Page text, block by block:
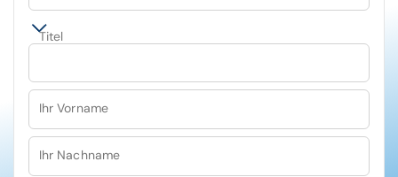
Titel
Ihr Vorname
Ihr Nachname